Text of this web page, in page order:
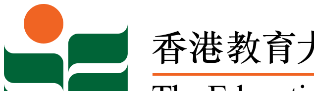
Skip to content